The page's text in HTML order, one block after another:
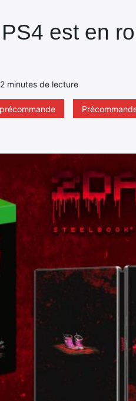
est en
minutes de lecture